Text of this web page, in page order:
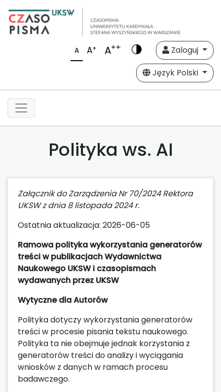
A A+ A++
Zaloguj
Język Polski
Polityka ws. AI
Załącznik do Zarządzenia Nr 70/2024 Rektora
UKSW z dnia 8 listopada 2024 r.
Ostatnia aktualizacja: 2026-06-05
Ramowa polityka wykorzystania generatorów
treści w publikacjach Wydawnictwa
Naukowego UKSW i czasopismach
wydawanych przez UKSW
Wytyczne dla Autorów
Polityka dotyczy wykorzystania generatorów
treści w procesie pisania tekstu naukowego.
Polityka ta nie obejmuje jednak korzystania z
generatorów treści do analizy i wyciągania
wniosków z danych w ramach procesu
badawczego.